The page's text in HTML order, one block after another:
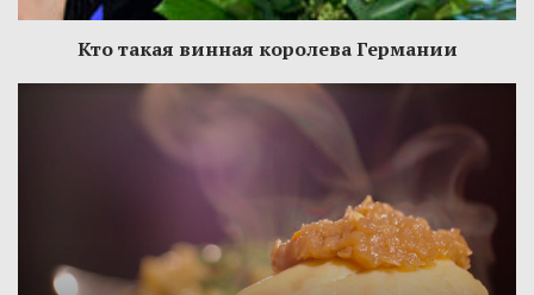
Кто такая винная королева Германии